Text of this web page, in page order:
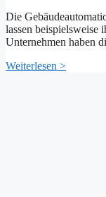
Die
lassen
Unternehmen haben
Weiterlesen >